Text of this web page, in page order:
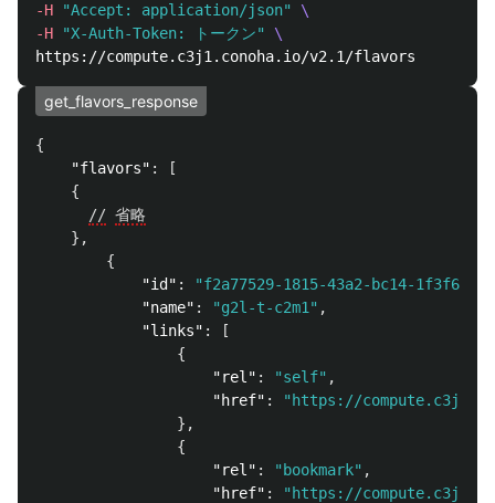
-H
"Accept: application/json"
\
-H
"X-Auth-Token: トークン"
\
get_flavors_response
{
"flavors" :
[
{
// 省略
},
{
"id" :
"f2a77529-1815-43a2-bc14-
"name" : "g2l-t-c2m1" ,
"links" :
[
{
"rel" : "self" ,
"href" :
"https://
},
{
"rel" : "bookmark" ,
"href" :
"https://